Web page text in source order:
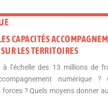
CAPACITÉS
LES TERRITOIRES
à l’échelle des 13 millions de
numérique ?
forces ? Quels moyens donner